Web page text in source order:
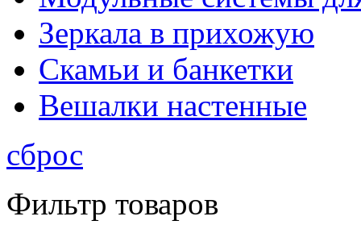
Зеркала в прихожую
Скамьи и банкетки
Вешалки настенные
сброс
Фильтр товаров